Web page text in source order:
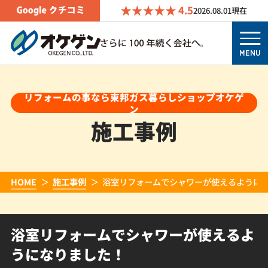
4.52026.08.01現在
MENU
リフォームの事なら東邦ガス暮らしショップオケゲ
ン
施工事例
HOME 施工事例 浴室リフォームでシャワーが使えるように
浴室リフォームでシャワーが使えるよ
うになりました！